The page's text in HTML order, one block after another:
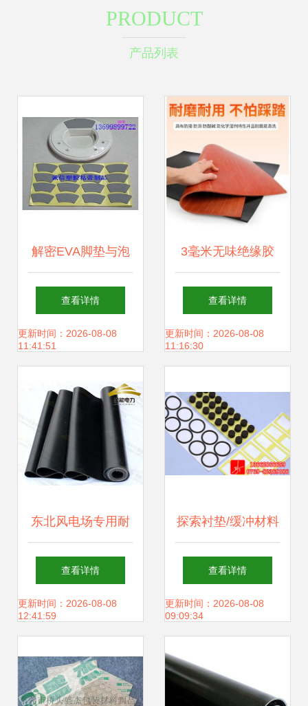
PRODUCT
产品列表
解密EVA脚垫与泡
棉 模切背胶技术打
造的高效胶垫解决
查看详情
更新时间：2026-08-08
11:41:51
3毫米无味绝缘胶
垫与电子产品胶带
购买指南
查看详情
更新时间：2026-08-08
11:16:30
东北风电场专用耐
高压胶垫（5mm）
的性能与应用分析
查看详情
更新时间：2026-08-08
12:41:59
探索衬垫/缓冲材料
世界的多重选择 聚
焦东莞市品牌厂家
查看详情
更新时间：2026-08-08
09:09:34